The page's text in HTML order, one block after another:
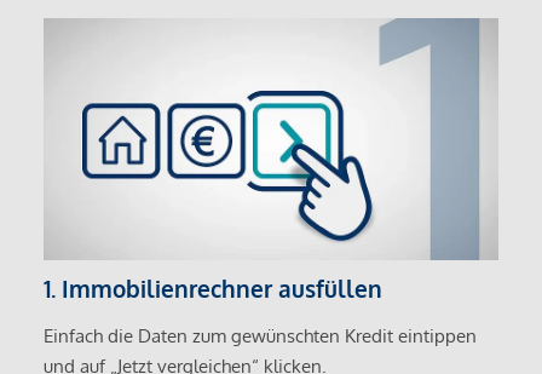
1. Immobilienrechner ausfüllen
Einfach die Daten zum gewünschten Kredit eintippen
und auf „Jetzt vergleichen“ klicken.